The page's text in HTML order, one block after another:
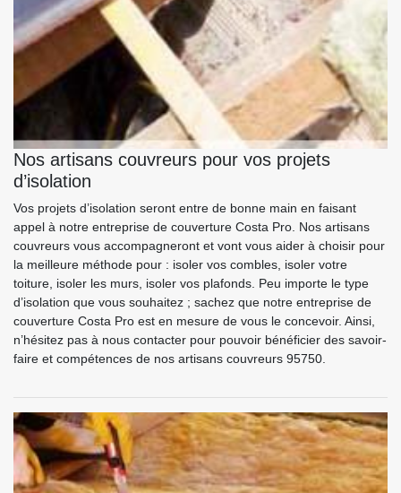
Nos artisans couvreurs pour vos projets
d’isolation
Vos projets d’isolation seront entre de bonne main en faisant
appel à notre entreprise de couverture Costa Pro. Nos artisans
couvreurs vous accompagneront et vont vous aider à choisir pour
la meilleure méthode pour : isoler vos combles, isoler votre
toiture, isoler les murs, isoler vos plafonds. Peu importe le type
d’isolation que vous souhaitez ; sachez que notre entreprise de
couverture Costa Pro est en mesure de vous le concevoir. Ainsi,
n’hésitez pas à nous contacter pour pouvoir bénéficier des savoir-
faire et compétences de nos artisans couvreurs 95750.